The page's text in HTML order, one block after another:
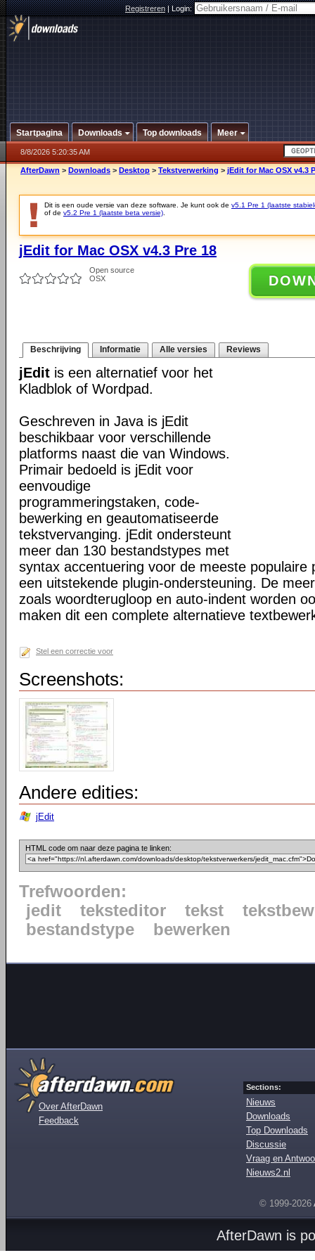
Registreren|Login:
Startpagina Downloads Top downloads Meer
8/8/2026 5:20:35 AM
AfterDawn > Downloads > Desktop > Tekstverwerking > jEdit for Mac OSX v4.3
Dit is een oude versie van deze software. Je kunt ook de v5.1 Pre 1 (laatste
of de v5.2 Pre 1 (laatste beta versie)
jEdit for Mac OSX v4.3 Pre 18
Open source
OSX
Beschrijving Informatie Alle versies Reviews
jEdit is een alternatief voor het
Kladblok of Wordpad.
Geschreven in Java is jEdit
beschikbaar voor verschillende
platforms naast die van Windows.
Primair bedoeld is jEdit voor
eenvoudige
programmeringstaken, code-
bewerking en geautomatiseerde
tekstvervanging. jEdit ondersteunt
meer dan 130 bestandstypes met
syntax accentuering voor de meeste populaire
een uitstekende plugin-ondersteuning. De
zoals woordterugloop en auto-indent worden
maken dit een complete alternatieve
Stel een correctie voor
Screenshots:
Andere edities:
jEdit
HTML code om naar deze pagina te linken:
Trefwoorden:
jedit
teksteditor tekst
bestandstype
bewerken
Over AfterDawn
Feedback
Sections:
Nieuws
Downloads
Top Downloads
Discussie
Vraag en
Nieuws2.nl
© 1999-2026
AfterDawn is